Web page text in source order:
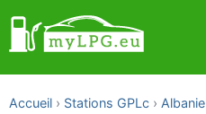
Accueil Stations GPLc Albanie